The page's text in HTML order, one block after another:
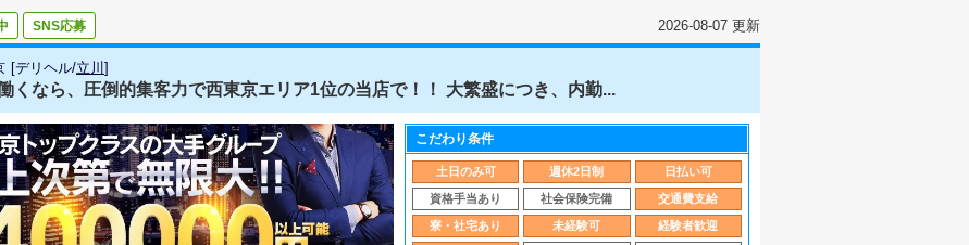
SNS応募 2026-08-07 更新
[デリヘル/立川 ]
くなら、圧倒的集客力で西東京エリア1位の当店で！！ 大繁盛につき、内勤...
こだわり条件
土日のみ可 週休2日制 日払い可
資格手当あり 社会保険完備 交通費支給
寮・社宅あり 未経験可 経験者歓迎